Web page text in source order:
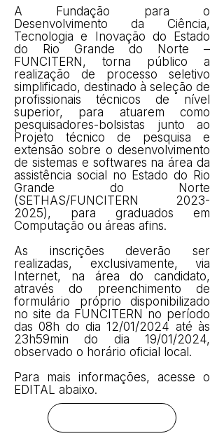
A Fundação para o
Desenvolvimento da Ciência,
Tecnologia e Inovação do Estado
do Rio Grande do Norte –
FUNCITERN, torna público a
realização de processo seletivo
simplificado, destinado à seleção de
profissionais técnicos de nível
superior, para atuarem como
pesquisadores-bolsistas junto ao
Projeto técnico de pesquisa e
extensão sobre o desenvolvimento
de sistemas e softwares na área da
assistência social no Estado do Rio
Grande do Norte
(SETHAS/FUNCITERN 2023-
2025), para graduados em
Computação ou áreas afins.
As inscrições deverão ser
realizadas, exclusivamente, via
Internet, na área do candidato,
através do preenchimento de
formulário próprio disponibilizado
no site da FUNCITERN no período
das 08h do dia 12/01/2024 até às
23h59min do dia 19/01/2024,
observado o horário oficial local.
Para mais informações, acesse o
EDITAL abaixo.